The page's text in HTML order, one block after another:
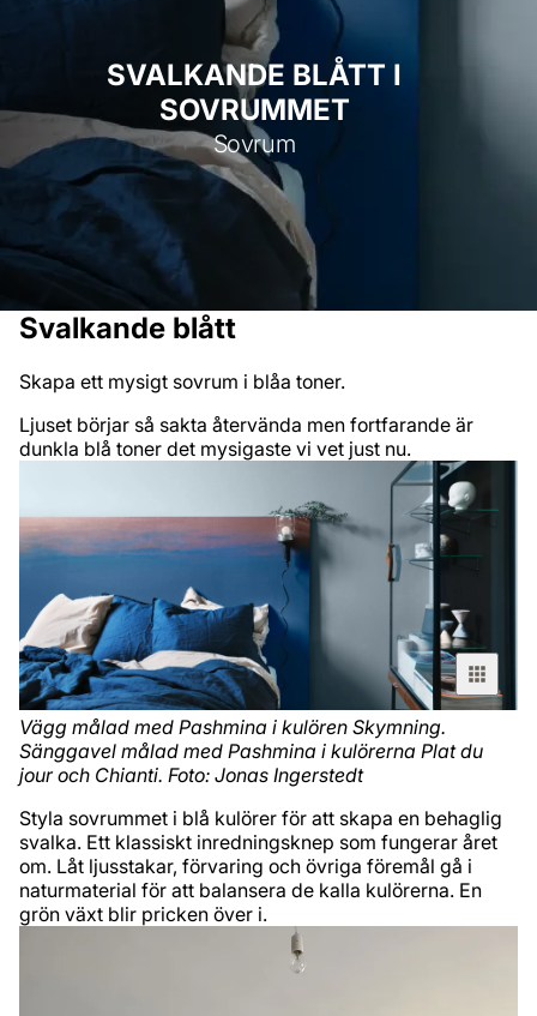
SVALKANDE BLÅTT I
SOVRUMMET
Sovrum
Svalkande blått
Skapa ett mysigt sovrum i blåa toner.
Ljuset börjar så sakta återvända men fortfarande är
dunkla blå toner det mysigaste vi vet just nu.
Vägg målad med Pashmina i kulören Skymning.
Sänggavel målad med Pashmina i kulörerna Plat du
jour och Chianti. Foto: Jonas Ingerstedt
Styla sovrummet i blå kulörer för att skapa en behaglig
svalka. Ett klassiskt inredningsknep som fungerar året
om. Låt ljusstakar, förvaring och övriga föremål gå i
naturmaterial för att balansera de kalla kulörerna. En
grön växt blir pricken över i.